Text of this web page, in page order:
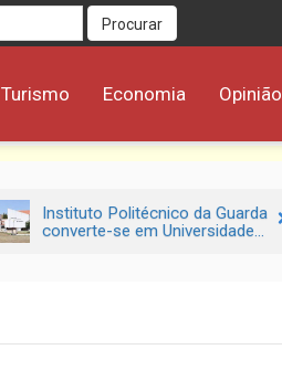
Procurar
Turismo Economia Opinião
Instituto Politécnico da Guarda
converte-se em Universidade...